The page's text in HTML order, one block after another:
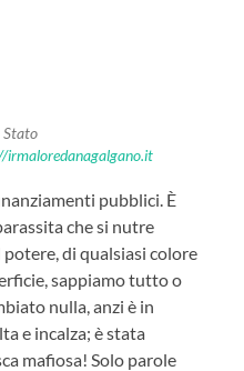
Stato
irmaloredanagalgano.it
pubblici. È
che si nutre
di qualsiasi colore
sappiamo tutto o
nulla, anzi è in
e incalza; è stata
mafiosa! Solo parole